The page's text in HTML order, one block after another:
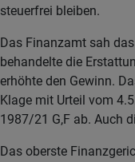
steuerfrei bleiben.
Das Finanzamt sah
behandelte die
erhöhte den Gewinn.
Klage mit Urteil vom
1987/21 G,F ab. Auch
Das oberste